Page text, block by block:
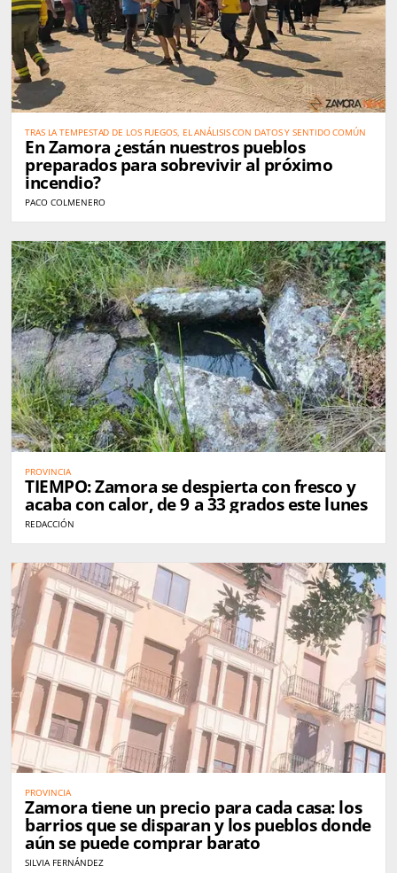
TRAS LA TEMPESTAD DE LOS FUEGOS, EL ANÁLISIS CON DATOS Y SENTIDO COMÚN
En Zamora ¿están nuestros pueblos
preparados para sobrevivir al próximo
incendio?
PACO COLMENERO
PROVINCIA
TIEMPO: Zamora se despierta con fresco y
acaba con calor, de 9 a 33 grados este lunes
REDACCIÓN
PROVINCIA
Zamora tiene un precio para cada casa: los
barrios que se disparan y los pueblos donde
aún se puede comprar barato
SILVIA FERNÁNDEZ